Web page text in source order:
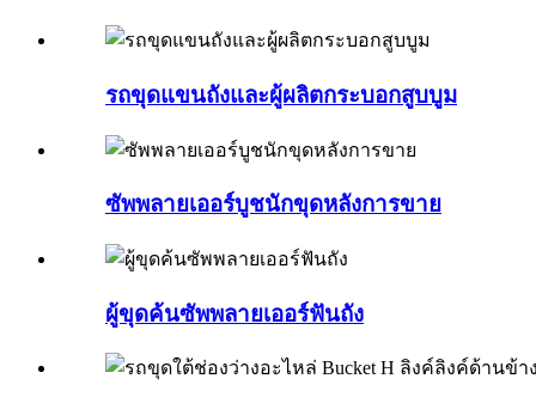
รถขุดแขนถังและผู้ผลิตกระบอกสูบบูม
ซัพพลายเออร์บูชนักขุดหลังการขาย
ผู้ขุดค้นซัพพลายเออร์ฟันถัง